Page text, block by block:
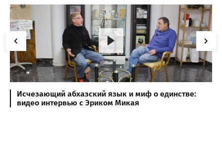
Исчезающий абхазский язык и миф о единстве:
видео интервью с Эриком Микая